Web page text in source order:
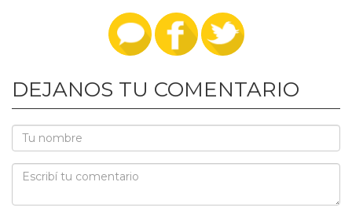
DEJANOS TU COMENTARIO